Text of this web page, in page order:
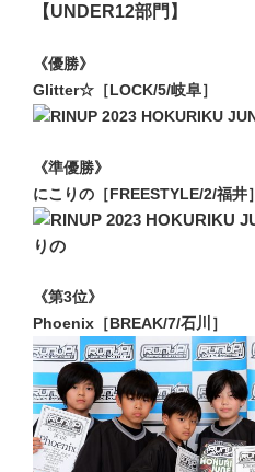
【UNDER12部門】
《優勝》
Glitter☆［LOCK/5/岐阜］
《準優勝》
にこりの［FREESTYLE/2/福井］
《第3位》
Phoenix［BREAK/7/石川］